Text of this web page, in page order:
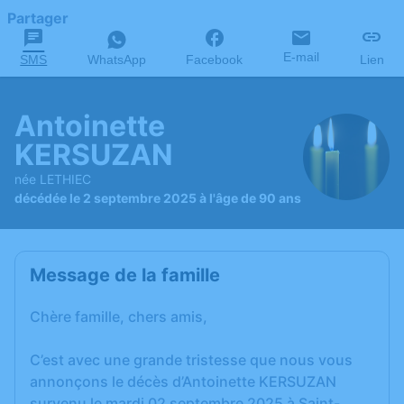
Partager
SMS WhatsApp Facebook E-mail Lien
Antoinette
KERSUZAN
née LETHIEC
décédée le 2 septembre 2025 à l'âge de 90 ans
Message de la famille
Chère famille, chers amis,
C’est avec une grande tristesse que nous vous
annonçons le décès d’Antoinette KERSUZAN